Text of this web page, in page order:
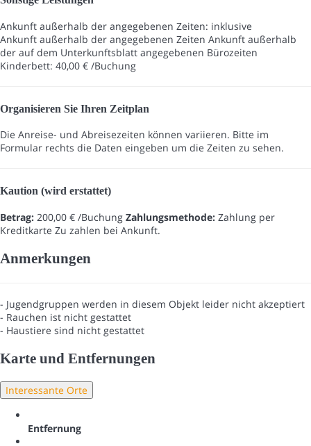
Ankunft außerhalb der angegebenen Zeiten: inklusive
Ankunft außerhalb der angegebenen Zeiten Ankunft außerhalb
der auf dem Unterkunftsblatt angegebenen Bürozeiten
Kinderbett: 40,00 € /Buchung
Organisieren Sie Ihren Zeitplan
Die Anreise- und Abreisezeiten können variieren. Bitte im
Formular rechts die Daten eingeben um die Zeiten zu sehen.
Kaution (wird erstattet)
Betrag: 200,00 € /Buchung Zahlungsmethode: Zahlung per
Kreditkarte Zu zahlen bei Ankunft.
Anmerkungen
- Jugendgruppen werden in diesem Objekt leider nicht akzeptiert
- Rauchen ist nicht gestattet
- Haustiere sind nicht gestattet
Karte und Entfernungen
Interessante Orte
Entfernung